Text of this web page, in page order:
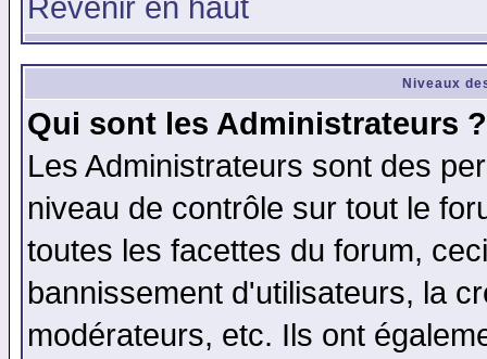
Revenir en haut
Niveaux
Qui sont les Administrateurs ?
Les Administrateurs sont des
niveau de contrôle sur tout le
toutes les facettes du forum,
bannissement d'utilisateurs, la
modérateurs, etc. Ils ont